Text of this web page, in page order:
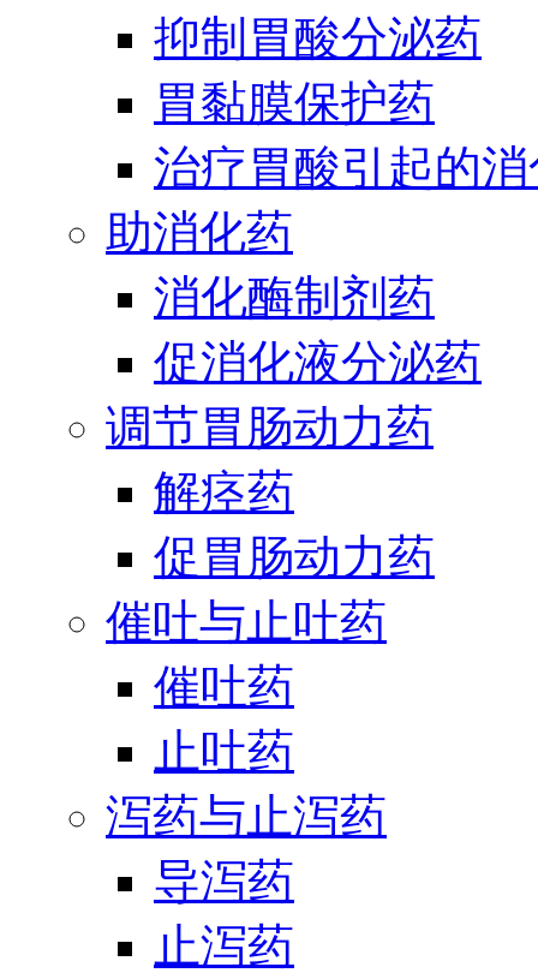
抑制胃酸分泌药
胃黏膜保护药
治疗胃酸引起的
助消化药
消化酶制剂药
促消化液分泌药
调节胃肠动力药
解痉药
促胃肠动力药
催吐与止吐药
催吐药
止吐药
泻药与止泻药
导泻药
止泻药